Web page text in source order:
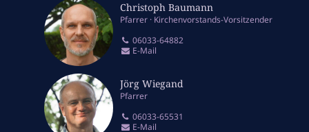
Christoph Baumann
Pfarrer Kirchenvorstands-Vorsitzender
06033-64882
E-Mail
Jörg Wiegand
Pfarrer
06033-65531
E-Mail